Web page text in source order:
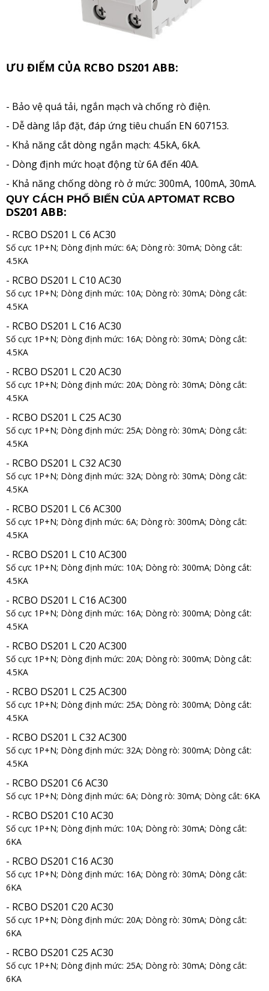
ƯU ĐIỂM CỦA RCBO DS201 ABB:
- Bảo vệ quá tải, ngắn mạch và chống rò điện.
- Dễ dàng lắp đặt, đáp ứng tiêu chuẩn EN 607153.
- Khả năng cắt dòng ngắn mạch: 4.5kA, 6kA.
- Dòng định mức hoạt động từ 6A đến 40A.
- Khả năng chống dòng rò ở mức: 300mA, 100mA, 30mA.
QUY CÁCH PHỔ BIẾN CỦA APTOMAT RCBO
DS201 ABB:
- RCBO DS201 L C6 AC30
Số cực 1P+N; Dòng định mức: 6A; Dòng rò: 30mA; Dòng cắt:
4.5KA
- RCBO DS201 L C10 AC30
Số cực 1P+N; Dòng định mức: 10A; Dòng rò: 30mA; Dòng cắt:
4.5KA
- RCBO DS201 L C16 AC30
Số cực 1P+N; Dòng định mức: 16A; Dòng rò: 30mA; Dòng cắt:
4.5KA
- RCBO DS201 L C20 AC30
Số cực 1P+N; Dòng định mức: 20A; Dòng rò: 30mA; Dòng cắt:
4.5KA
- RCBO DS201 L C25 AC30
Số cực 1P+N; Dòng định mức: 25A; Dòng rò: 30mA; Dòng cắt:
4.5KA
- RCBO DS201 L C32 AC30
Số cực 1P+N; Dòng định mức: 32A; Dòng rò: 30mA; Dòng cắt:
4.5KA
- RCBO DS201 L C6 AC300
Số cực 1P+N; Dòng định mức: 6A; Dòng rò: 300mA; Dòng cắt:
4.5KA
- RCBO DS201 L C10 AC300
Số cực 1P+N; Dòng định mức: 10A; Dòng rò: 300mA; Dòng cắt:
4.5KA
- RCBO DS201 L C16 AC300
Số cực 1P+N; Dòng định mức: 16A; Dòng rò: 300mA; Dòng cắt:
4.5KA
- RCBO DS201 L C20 AC300
Số cực 1P+N; Dòng định mức: 20A; Dòng rò: 300mA; Dòng cắt:
4.5KA
- RCBO DS201 L C25 AC300
Số cực 1P+N; Dòng định mức: 25A; Dòng rò: 300mA; Dòng cắt:
4.5KA
- RCBO DS201 L C32 AC300
Số cực 1P+N; Dòng định mức: 32A; Dòng rò: 300mA; Dòng cắt:
4.5KA
- RCBO DS201 C6 AC30
Số cực 1P+N; Dòng định mức: 6A; Dòng rò: 30mA; Dòng cắt: 6KA
- RCBO DS201 C10 AC30
Số cực 1P+N; Dòng định mức: 10A; Dòng rò: 30mA; Dòng cắt:
6KA
- RCBO DS201 C16 AC30
Số cực 1P+N; Dòng định mức: 16A; Dòng rò: 30mA; Dòng cắt:
6KA
- RCBO DS201 C20 AC30
Số cực 1P+N; Dòng định mức: 20A; Dòng rò: 30mA; Dòng cắt:
6KA
- RCBO DS201 C25 AC30
Số cực 1P+N; Dòng định mức: 25A; Dòng rò: 30mA; Dòng cắt:
6KA